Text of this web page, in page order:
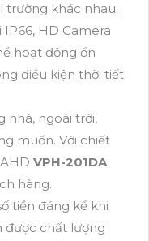
trường khác nhau.
HD Camera
hoạt động ổn
điều kiện thời tiết
nhà, ngoài trời,
muốn. Với chiết
VPH-201DA
hàng.
tiền đáng kể khi
được chất lượng